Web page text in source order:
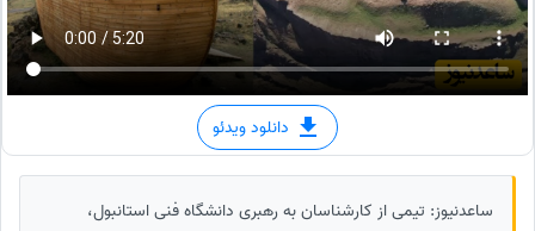
دانلود ویدئو
ساعدنیوز: تیمی از کارشناسان به رهبری دانشگاه فنی استانبول،